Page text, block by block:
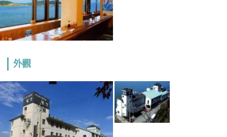
外觀